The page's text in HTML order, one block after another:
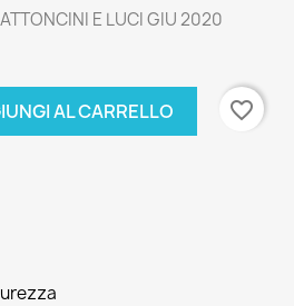
E LUCI GIU 2020
AL CARRELLO favorite_border